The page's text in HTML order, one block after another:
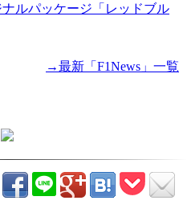
ルパッケージ「レッドブル
→最新「F1News」一覧